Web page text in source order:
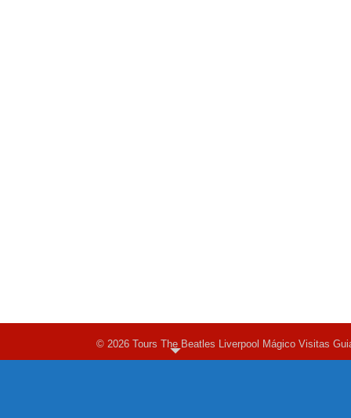
© 2026 Tours The Beatles Liverpool Mágico Visitas